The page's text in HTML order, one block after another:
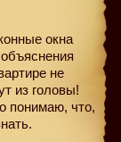
окна
не
из головы!
понимаю, что,